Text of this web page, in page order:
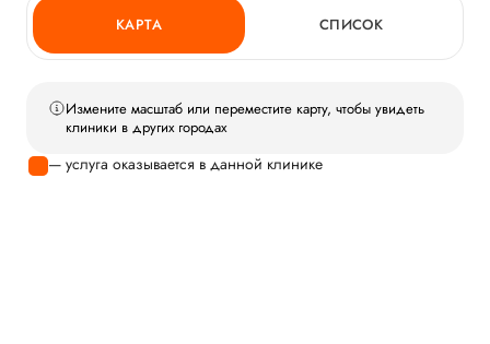
КАРТА СПИСОК
Измените масштаб или переместите карту, чтобы увидеть
клиники в других городах
— услуга оказывается в данной клинике